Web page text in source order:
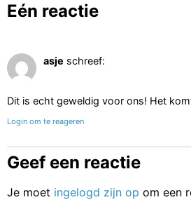
Eén reactie
asje schreef:
Dit is echt geweldig voor ons! Het
Login om te reageren
Geef een reactie
Je moet ingelogd zijn op om een